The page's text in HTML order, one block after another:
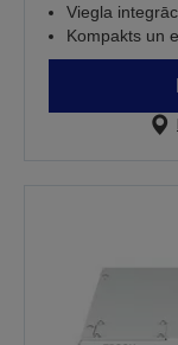
Viegla
Kompakts un